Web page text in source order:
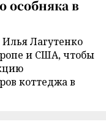
особняка в
Лагутенко
и США, чтобы
коттеджа в